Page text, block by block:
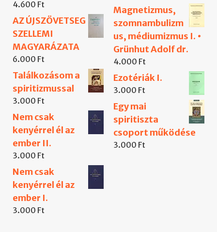
4.600 Ft
AZ ÚJSZÖVETSEG
SZELLEMI
MAGYARÁZATA
6.000 Ft
Találkozásom a
spiritizmussal
3.000 Ft
Nem csak
kenyérrel él az
ember II.
3.000 Ft
Nem csak
kenyérrel él az
ember I.
3.000 Ft
Magnetizmus,
szomnambulizm
us, médiumizmus I. •
Grünhut Adolf dr.
4.000 Ft
Ezotériák I.
3.000 Ft
Egy mai
spiritiszta
csoport működése
3.000 Ft